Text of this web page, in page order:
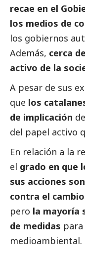
recae en el
los medios de
los gobiernos
Además, cerca
activo de la
A pesar de sus
que los
de implicación
del papel activo
En relación a la
el grado en que
sus acciones
contra el
pero la mayoría
de medidas
medioambiental.